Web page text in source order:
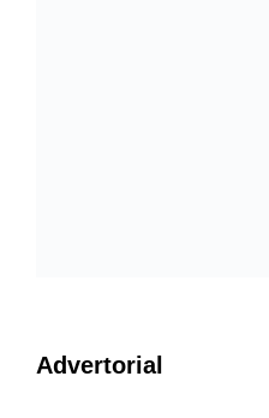
Advertorial